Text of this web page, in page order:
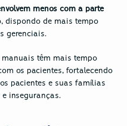
menos com a parte
dispondo de mais tempo
gerenciais.
têm mais tempo
os pacientes, fortalecendo
pacientes e suas famílias
inseguranças.